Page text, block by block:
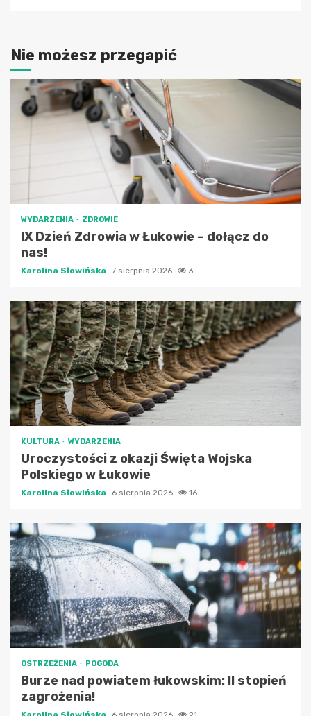
Nie możesz przegapić
WYDARZENIA ZDROWIE
IX Dzień Zdrowia w Łukowie – dołącz do
nas!
Karolina Słowińska 7 sierpnia 2026 3
KULTURA WYDARZENIA
Uroczystości z okazji Święta Wojska
Polskiego w Łukowie
Karolina Słowińska 6 sierpnia 2026 16
OSTRZEŻENIA POGODA
Burze nad powiatem łukowskim: II stopień
zagrożenia!